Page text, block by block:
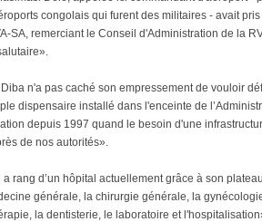
congolais qui furent des militaires - avait
SA, remerciant le Conseil d'Administration de la
n'a pas caché son empressement de vouloir
dispensaire installé dans l'enceinte de
depuis 1997 quand le besoin d'une
de nos autorités».
rang d’un hôpital actuellement grâce à son
générale, la chirurgie générale, la
la dentisterie, le laboratoire et